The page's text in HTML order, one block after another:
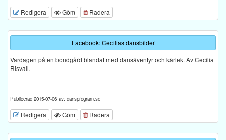
Redigera Göm Radera
Facebook: Cecilias dansbilder
Vardagen på en bondgård blandat med dansäventyr och kärlek. Av Cecilia
Risvall.
Publicerad 2015-07-06 av: dansprogram.se
Redigera Göm Radera